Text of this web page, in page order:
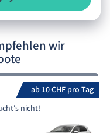
wir
ab 10 CHF pro Tag
nicht!